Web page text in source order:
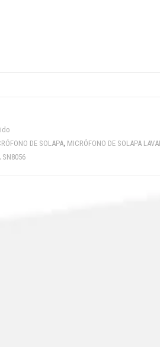
DE SOLAPA, MICRÓFONO DE SOLAPA
SN8056